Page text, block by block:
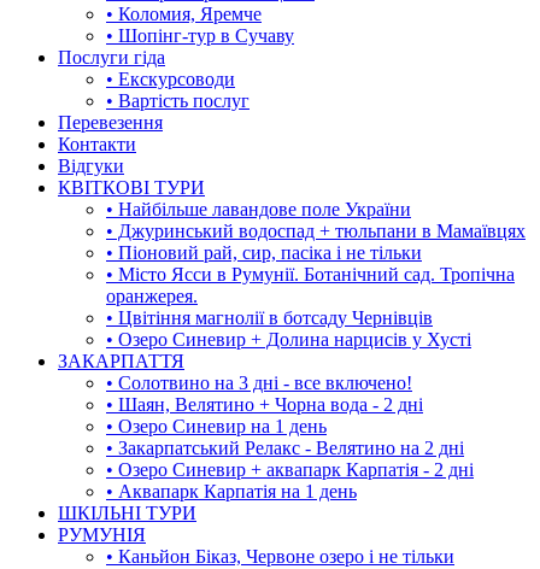
• Коломия, Яремче
• Шопінг-тур в Сучаву
Послуги гіда
• Екскурсоводи
• Вартість послуг
Перевезення
Контакти
Відгуки
КВІТКОВІ ТУРИ
• Найбільше лавандове поле України
• Джуринський водоспад + тюльпани в Мамаївцях
• Піоновий рай, сир, пасіка і не тільки
• Місто Ясси в Румунії. Ботанічний сад. Тропічна
оранжерея.
• Цвітіння магнолії в ботсаду Чернівців
• Озеро Синевир + Долина нарцисів у Хусті
ЗАКАРПАТТЯ
• Солотвино на 3 дні - все включено!
• Шаян, Велятино + Чорна вода - 2 дні
• Озеро Синевир на 1 день
• Закарпатський Релакс - Велятино на 2 дні
• Озеро Синевир + аквапарк Карпатія - 2 дні
• Аквапарк Карпатія на 1 день
ШКІЛЬНІ ТУРИ
РУМУНІЯ
• Каньйон Біказ, Червоне озеро і не тільки